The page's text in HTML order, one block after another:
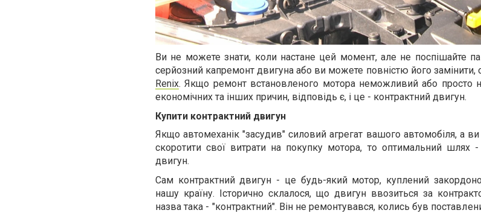
Ви не можете знати, коли настане цей момент, але не поспішайте
серйозний капремонт двигуна або ви можете повністю його замінити,
Renix. Якщо ремонт встановленого мотора неможливий або просто
економічних та інших причин, відповідь є, і це - контрактний двигун.
Купити контрактний двигун
Якщо автомеханік "засудив" силовий агрегат вашого автомобіля, а
скоротити свої витрати на покупку мотора, то оптимальний шлях -
двигун.
Сам контрактний двигун - це будь-який мотор, куплений
нашу країну. Історично склалося, що двигун ввозиться за
назва така - "контрактний". Він не ремонтувався, колись був